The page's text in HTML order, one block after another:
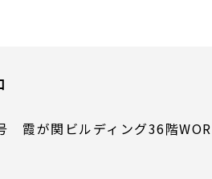
霞が関ビルディング36階